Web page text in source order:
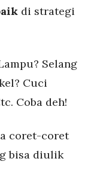
di strategi
Selang
Cuci
Coba deh!
coret-coret
bisa diulik